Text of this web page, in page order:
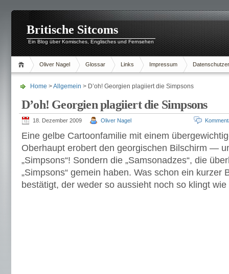
Britische Sitcoms
Ein Blog über Komisches, Englisches und Fernsehen
Oliver Nagel Glossar Links Impressum
Home >Allgemein > D’oh! Georgien plagiiert die Simpsons
D’oh! Georgien plagiiert die Simpsons
18. Dezember 2009 Oliver Nagel
Eine gelbe Cartoonfamilie mit einem
Oberhaupt erobert den georgischen Bilschirm —
„Simpsons“! Sondern die „Samsonadzes“, die
„Simpsons“ gemein haben. Was schon ein kurzer
bestätigt, der weder so aussieht noch so klingt wie